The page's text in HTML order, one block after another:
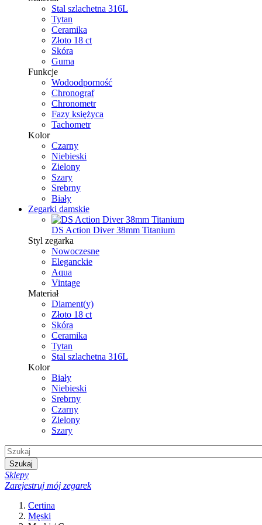
Stal szlachetna 316L
Tytan
Ceramika
Złoto 18 ct
Skóra
Guma
Funkcje
Wodoodporność
Chronograf
Chronometr
Fazy księżyca
Tachometr
Kolor
Czarny
Niebieski
Zielony
Szary
Srebrny
Biały
Zegarki damskie
DS Action Diver 38mm Titanium
Styl zegarka
Nowoczesne
Eleganckie
Aqua
Vintage
Materiał
Diament(y)
Złoto 18 ct
Skóra
Ceramika
Tytan
Stal szlachetna 316L
Kolor
Biały
Niebieski
Srebrny
Czarny
Zielony
Szary
Szukaj
Sklepy
Zarejestruj mój zegarek
Certina
Męski